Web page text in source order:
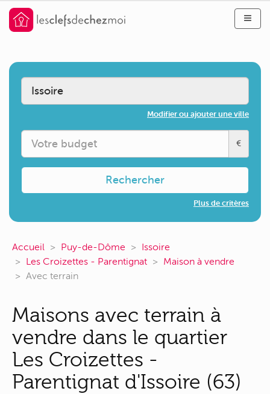
Modifier ou ajouter une ville
€
Rechercher
Plus de critères
Accueil Puy-de-Dôme
Issoire
Les Croizettes - Parentignat
Maison à vendre
Avec terrain
Maisons avec terrain à
vendre dans le quartier
Les Croizettes -
Parentignat d'Issoire (63)